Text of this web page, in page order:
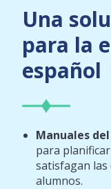
Una
para la
español
Manuales
para
satisfagan las
alumnos.